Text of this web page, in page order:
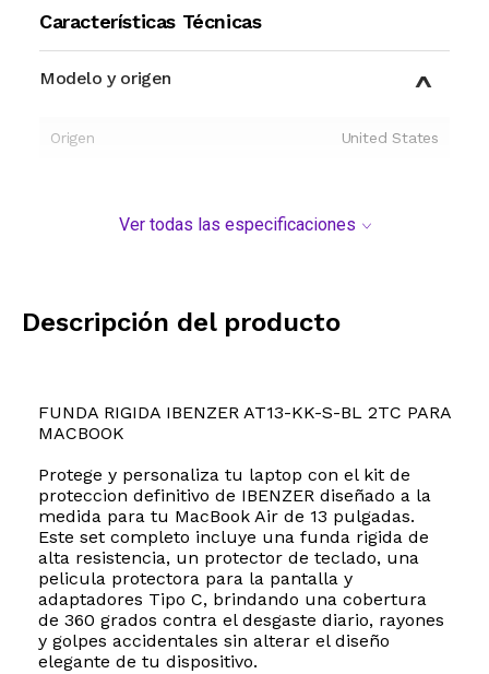
Características Técnicas
Modelo y origen
Origen United States
Ver todas las especificaciones
Descripción del producto
FUNDA RIGIDA IBENZER AT13-KK-S-BL 2TC PARA
MACBOOK
Protege y personaliza tu laptop con el kit de
proteccion definitivo de IBENZER diseñado a la
medida para tu MacBook Air de 13 pulgadas.
Este set completo incluye una funda rigida de
alta resistencia, un protector de teclado, una
pelicula protectora para la pantalla y
adaptadores Tipo C, brindando una cobertura
de 360 grados contra el desgaste diario, rayones
y golpes accidentales sin alterar el diseño
elegante de tu dispositivo.